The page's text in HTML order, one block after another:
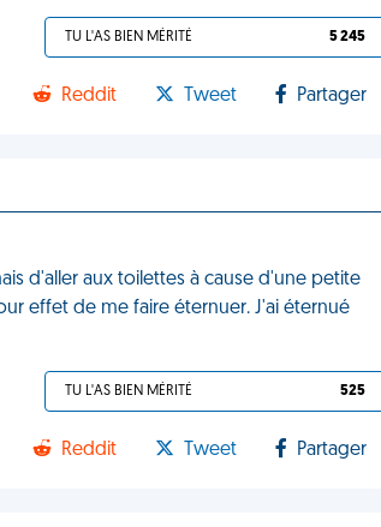
TU L'AS BIEN MÉRITÉ 5 245
Reddit Tweet Partager
d'aller aux toilettes à cause d'une petite
effet de me faire éternuer. J'ai éternué
TU L'AS BIEN MÉRITÉ 525
Reddit Tweet Partager